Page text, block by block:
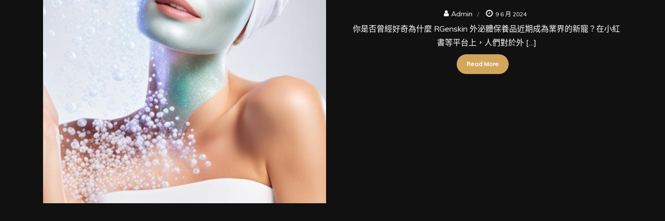
Admin 9 6 月 2024
你是否曾經好奇為什麼 RGenskin 外泌體保養品近期成為業界的新寵？在小紅
書等平台上，人們對於外 […]
Read More